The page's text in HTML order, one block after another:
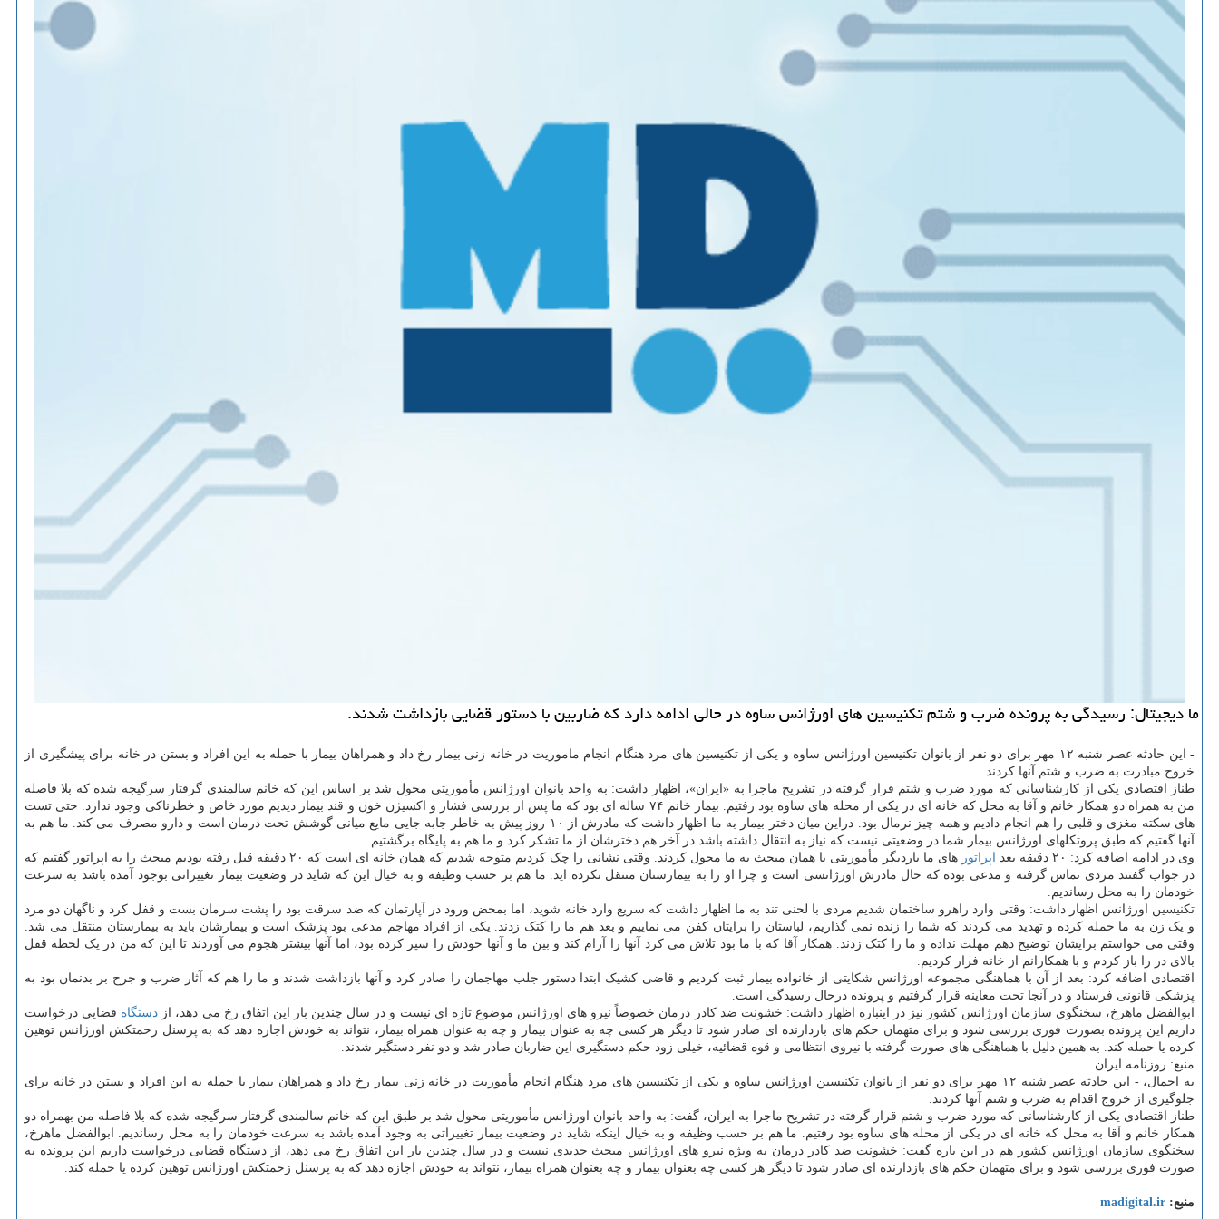
ما دیجیتال: رسیدگی به پرونده ضرب و شتم تکنیسین های اورژانس ساوه در حالی ادامه دارد که ضاربین با دستور قضایی بازداشت شدند.
- این حادثه عصر شنبه ۱۲ مهر برای دو نفر از بانوان تکنیسین اورژانس ساوه و یکی از تکنیسین های مرد هنگام انجام ماموریت در خانه زنی بیمار رخ داد و همراهان بیمار با حمله به این افراد و بستن در خانه برای پیشگیری از
خروج مبادرت به ضرب و شتم آنها کردند.
طناز اقتصادی یکی از کارشناسانی که مورد ضرب و شتم قرار گرفته در تشریح ماجرا به «ایران»، اظهار داشت: به واحد بانوان اورژانس مأموریتی محول شد بر اساس این که خانم سالمندی گرفتار سرگیجه شده که بلا فاصله
من به همراه دو همکار خانم و آقا به محل که خانه ای در یکی از محله های ساوه بود رفتیم. بیمار خانم ۷۴ ساله ای بود که ما پس از بررسی فشار و اکسیژن خون و قند بیمار دیدیم مورد خاص و خطرناکی وجود ندارد. حتی تست
های سکته مغزی و قلبی را هم انجام دادیم و همه چیز نرمال بود. دراین میان دختر بیمار به ما اظهار داشت که مادرش از ۱۰ روز پیش به خاطر جابه جایی مایع میانی گوشش تحت درمان است و دارو مصرف می کند. ما هم به
آنها گفتیم که طبق پروتکلهای اورژانس بیمار شما در وضعیتی نیست که نیاز به انتقال داشته باشد در آخر هم دخترشان از ما تشکر کرد و ما هم به پایگاه برگشتیم.
وی در ادامه اضافه کرد: ۲۰ دقیقه بعد
اپراتور
های ما باردیگر مأموریتی با همان مبحث به ما محول کردند. وقتی نشانی را چک کردیم متوجه شدیم که همان خانه ای است که ۲۰ دقیقه قبل رفته بودیم مبحث را به اپراتور گفتیم که
در جواب گفتند مردی تماس گرفته و مدعی بوده که حال مادرش اورژانسی است و چرا او را به بیمارستان منتقل نکرده اید. ما هم بر حسب وظیفه و به خیال این که شاید در وضعیت بیمار تغییراتی بوجود آمده باشد به سرعت
خودمان را به محل رساندیم.
تکنیسین اورژانس اظهار داشت: وقتی وارد راهرو ساختمان شدیم مردی با لحنی تند به ما اظهار داشت که سریع وارد خانه شوید، اما بمحض ورود در آپارتمان که ضد سرقت بود را پشت سرمان بست و قفل کرد و ناگهان دو مرد
و یک زن به ما حمله کرده و تهدید می کردند که شما را زنده نمی گذاریم، لباستان را برایتان کفن می نماییم و بعد هم ما را کتک زدند. یکی از افراد مهاجم مدعی بود پزشک است و بیمارشان باید به بیمارستان منتقل می شد.
وقتی می خواستم برایشان توضیح دهم مهلت نداده و ما را کتک زدند. همکار آقا که با ما بود تلاش می کرد آنها را آرام کند و بین ما و آنها خودش را سپر کرده بود، اما آنها بیشتر هجوم می آوردند تا این که من در یک لحظه قفل
بالای در را باز کردم و با همکارانم از خانه فرار کردیم.
اقتصادی اضافه کرد: بعد از آن با هماهنگی مجموعه اورژانس شکایتی از خانواده بیمار ثبت کردیم و قاضی کشیک ابتدا دستور جلب مهاجمان را صادر کرد و آنها بازداشت شدند و ما را هم که آثار ضرب و جرح بر بدنمان بود به
پزشکی قانونی فرستاد و در آنجا تحت معاینه قرار گرفتیم و پرونده درحال رسیدگی است.
ابوالفضل ماهرخ، سخنگوی سازمان اورژانس کشور نیز در اینباره اظهار داشت: خشونت ضد کادر درمان خصوصاً نیرو های اورژانس موضوع تازه ای نیست و در سال چندین بار این اتفاق رخ می دهد، از دستگاه قضایی درخواست
داریم این پرونده بصورت فوری بررسی شود و برای متهمان حکم های بازدارنده ای صادر شود تا دیگر هر کسی چه به عنوان بیمار و چه به عنوان همراه بیمار، نتواند به خودش اجازه دهد که به پرسنل زحمتکش اورژانس توهین
کرده یا حمله کند. به همین دلیل با هماهنگی های صورت گرفته با نیروی انتظامی و قوه قضائیه، خیلی زود حکم دستگیری این ضاربان صادر شد و دو نفر دستگیر شدند.
منبع: روزنامه ایران
به اجمال، - این حادثه عصر شنبه ۱۲ مهر برای دو نفر از بانوان تکنیسین اورژانس ساوه و یکی از تکنیسین های مرد هنگام انجام مأموریت در خانه زنی بیمار رخ داد و همراهان بیمار با حمله به این افراد و بستن در خانه برای
جلوگیری از خروج اقدام به ضرب و شتم آنها کردند.
طناز اقتصادی یکی از کارشناسانی که مورد ضرب و شتم قرار گرفته در تشریح ماجرا به ایران، گفت: به واحد بانوان اورژانس مأموریتی محول شد بر طبق این که خانم سالمندی گرفتار سرگیجه شده که بلا فاصله من بهمراه دو
همکار خانم و آقا به محل که خانه ای در یکی از محله های ساوه بود رفتیم. ما هم بر حسب وظیفه و به خیال اینکه شاید در وضعیت بیمار تغییراتی به وجود آمده باشد به سرعت خودمان را به محل رساندیم. ابوالفضل ماهرخ،
سخنگوی سازمان اورژانس کشور هم در این باره گفت: خشونت ضد کادر درمان به ویژه نیرو های اورژانس مبحث جدیدی نیست و در سال چندین بار این اتفاق رخ می دهد، از دستگاه قضایی درخواست داریم این پرونده به
صورت فوری بررسی شود و برای متهمان حکم های بازدارنده ای صادر شود تا دیگر هر کسی چه بعنوان بیمار و چه بعنوان همراه بیمار، نتواند به خودش اجازه دهد که به پرسنل زحمتکش اورژانس توهین کرده یا حمله کند.
منبع: madigital.ir